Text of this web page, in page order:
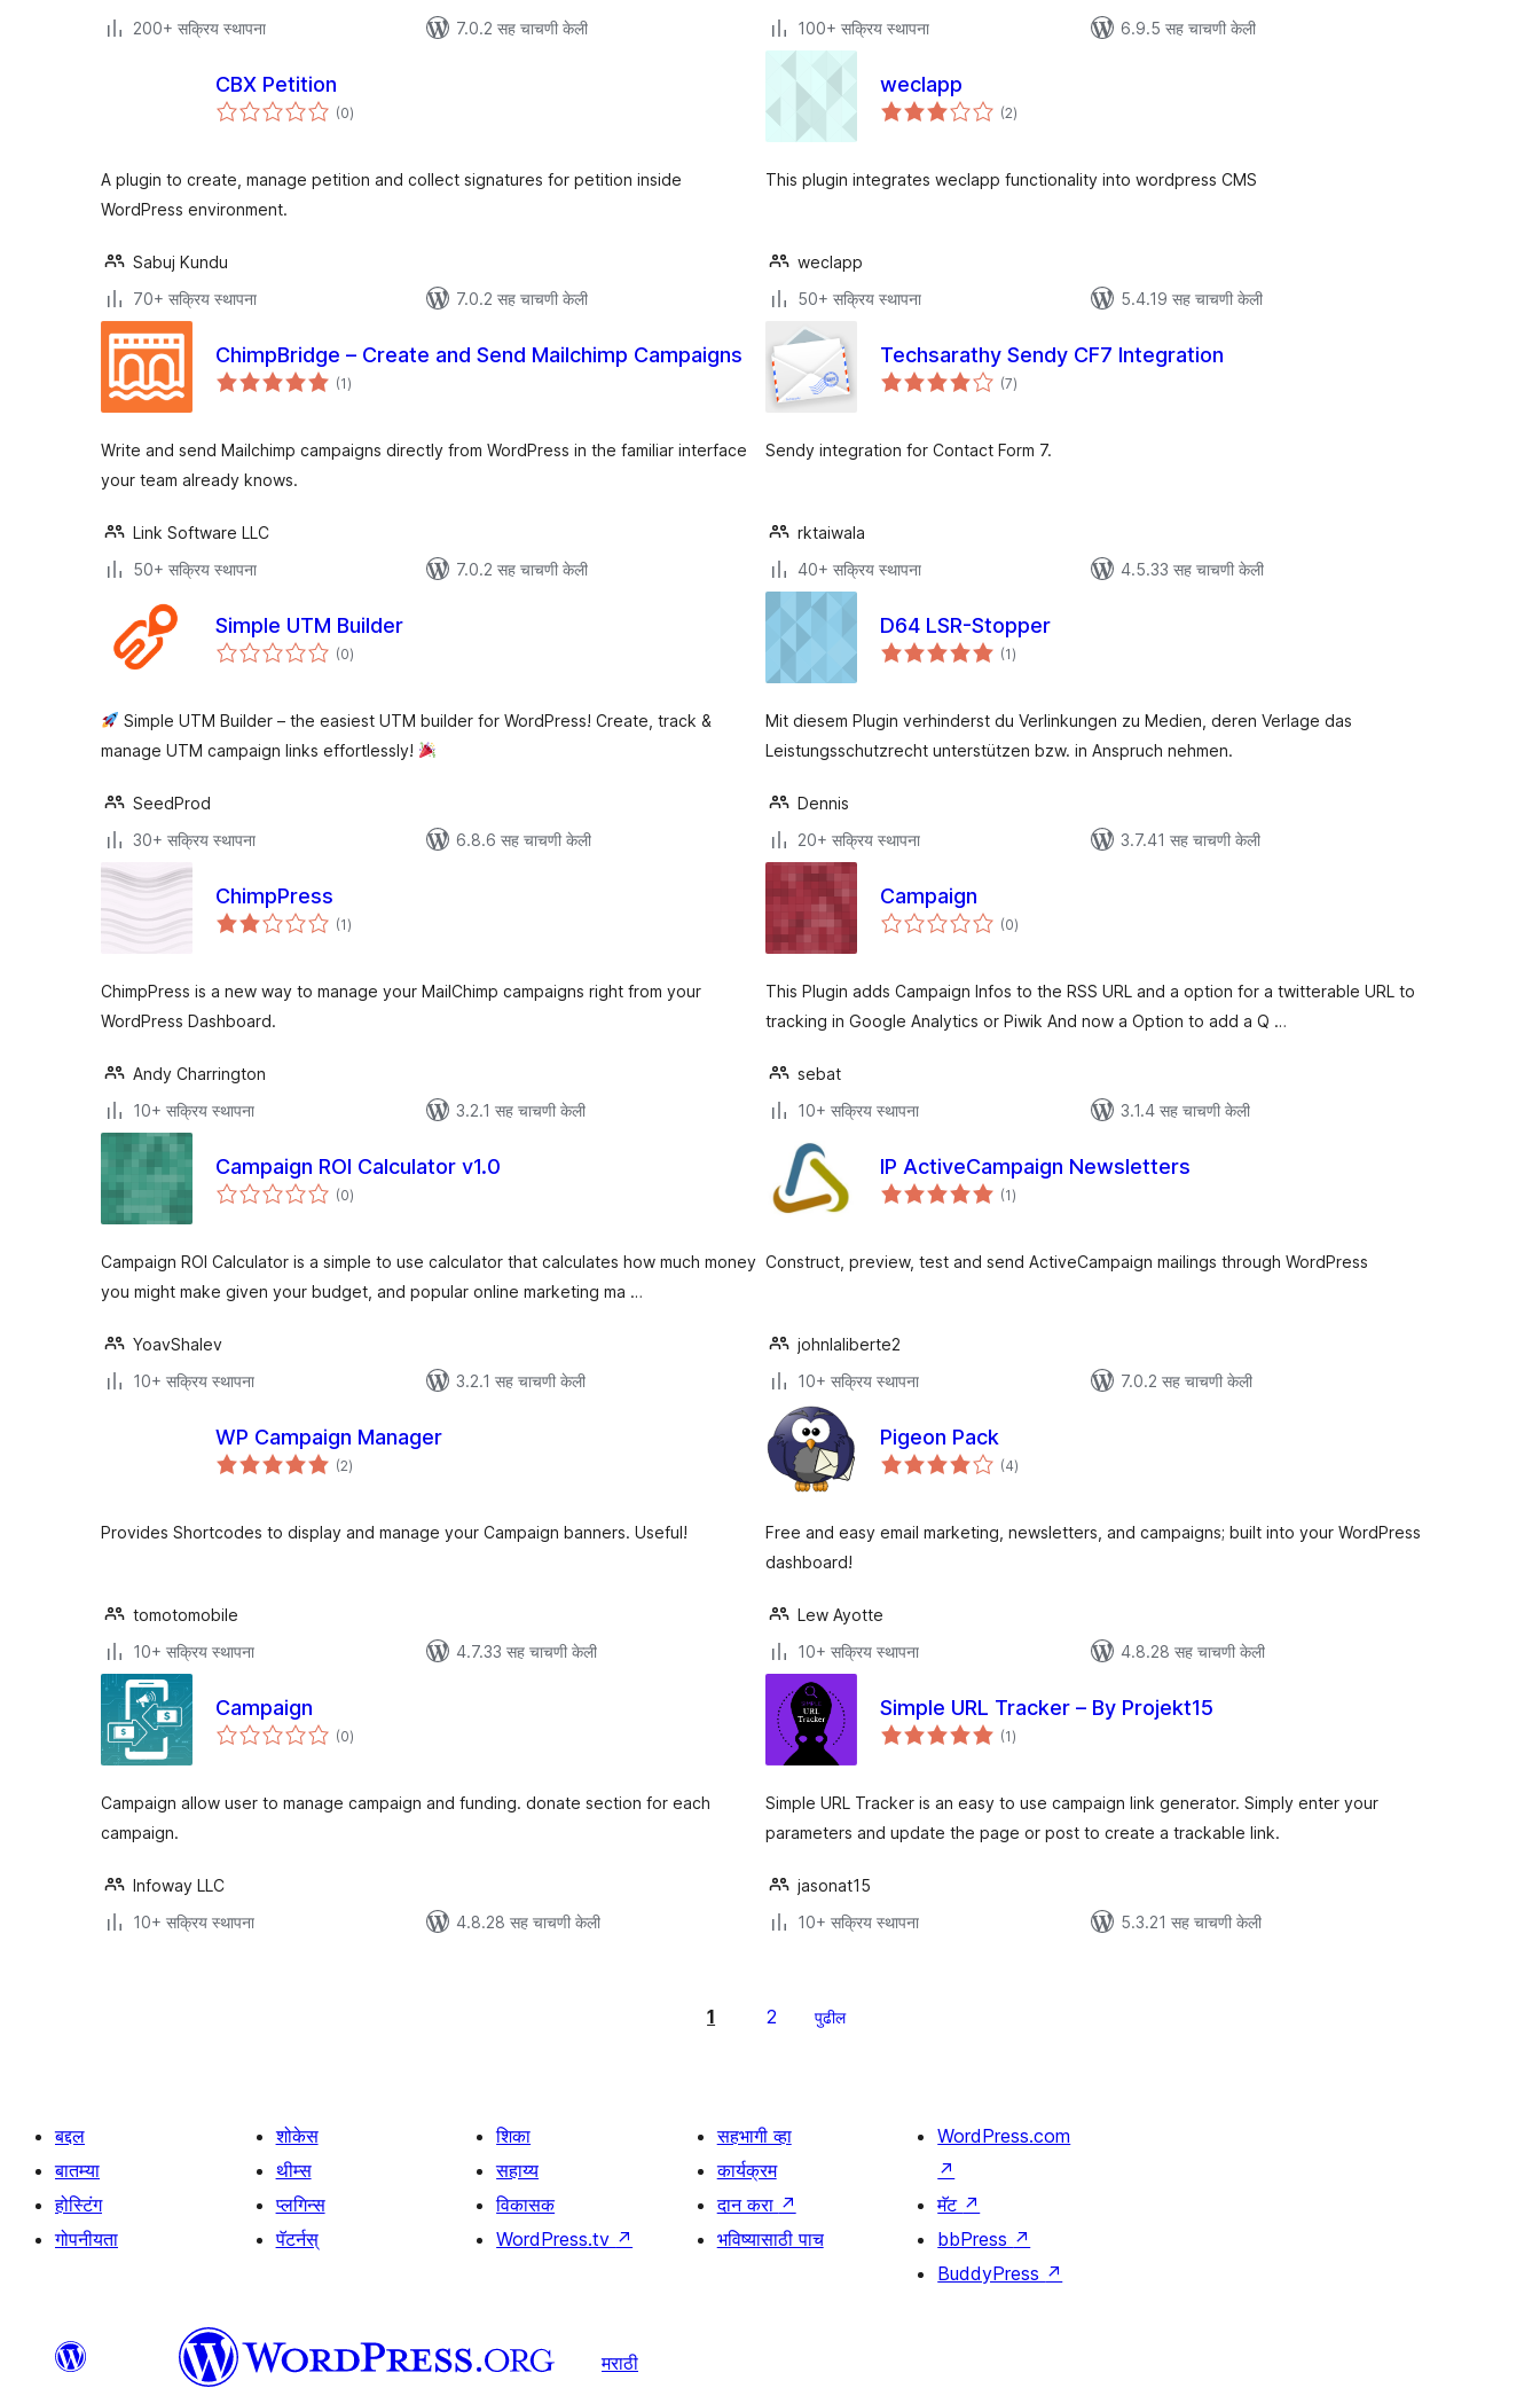
200+ सक्रिय स्थापना
7.0.2 सह चाचणी केली
100+ सक्रिय स्थापना
6.9.5 सह चाचणी केली
CBX Petition
(0एकूण
मूल्यांकन
)
A plugin to create, manage petition and collect signatures for petition inside
WordPress environment.
Sabuj Kundu
70+ सक्रिय स्थापना
7.0.2 सह चाचणी केली
weclapp
(2एकूण
मूल्यांकन
)
This plugin integrates weclapp functionality into wordpress CMS
weclapp
50+ सक्रिय स्थापना
5.4.19 सह चाचणी केली
ChimpBridge – Create and Send Mailchimp Campaigns
(1एकूण
मूल्यांकन
)
Write and send Mailchimp campaigns directly from WordPress in the familiar interface
your team already knows.
Link Software LLC
50+ सक्रिय स्थापना
7.0.2 सह चाचणी केली
Techsarathy Sendy CF7 Integration
(7एकूण
मूल्यांकन
)
Sendy integration for Contact Form 7.
rktaiwala
40+ सक्रिय स्थापना
4.5.33 सह चाचणी केली
Simple UTM Builder
(0एकूण
मूल्यांकन
)
Simple UTM Builder – the easiest UTM builder for WordPress! Create, track &
manage UTM campaign links effortlessly!
SeedProd
30+ सक्रिय स्थापना
6.8.6 सह चाचणी केली
D64 LSR-Stopper
(1एकूण
मूल्यांकन
)
Mit diesem Plugin verhinderst du Verlinkungen zu Medien, deren Verlage das
Leistungsschutzrecht unterstützen bzw. in Anspruch nehmen.
Dennis
20+ सक्रिय स्थापना
3.7.41 सह चाचणी केली
ChimpPress
(1एकूण
मूल्यांकन
)
ChimpPress is a new way to manage your MailChimp campaigns right from your
WordPress Dashboard.
Andy Charrington
10+ सक्रिय स्थापना
3.2.1 सह चाचणी केली
Campaign
(0एकूण
मूल्यांकन
)
This Plugin adds Campaign Infos to the RSS URL and a option for a twitterable URL to
tracking in Google Analytics or Piwik And now a Option to add a Q …
sebat
10+ सक्रिय स्थापना
3.1.4 सह चाचणी केली
Campaign ROI Calculator v1.0
(0एकूण
मूल्यांकन
)
Campaign ROI Calculator is a simple to use calculator that calculates how much money
you might make given your budget, and popular online marketing ma …
YoavShalev
10+ सक्रिय स्थापना
3.2.1 सह चाचणी केली
IP ActiveCampaign Newsletters
(1एकूण
मूल्यांकन
)
Construct, preview, test and send ActiveCampaign mailings through WordPress
johnlaliberte2
10+ सक्रिय स्थापना
7.0.2 सह चाचणी केली
WP Campaign Manager
(2एकूण
मूल्यांकन
)
Provides Shortcodes to display and manage your Campaign banners. Useful!
tomotomobile
10+ सक्रिय स्थापना
4.7.33 सह चाचणी केली
Pigeon Pack
(4एकूण
मूल्यांकन
)
Free and easy email marketing, newsletters, and campaigns; built into your WordPress
dashboard!
Lew Ayotte
10+ सक्रिय स्थापना
4.8.28 सह चाचणी केली
Campaign
(0एकूण
मूल्यांकन
)
Campaign allow user to manage campaign and funding. donate section for each
campaign.
Infoway LLC
10+ सक्रिय स्थापना
4.8.28 सह चाचणी केली
Simple URL Tracker – By Projekt15
(1एकूण
मूल्यांकन
)
Simple URL Tracker is an easy to use campaign link generator. Simply enter your
parameters and update the page or post to create a trackable link.
jasonat15
10+ सक्रिय स्थापना
5.3.21 सह चाचणी केली
1 2 पुढील
बद्दल
बातम्या
होस्टिंग
गोपनीयता
शोकेस
थीम्स
प्लगिन्स
पॅटर्नस्
शिका
सहाय्य
विकासक
WordPress.tv ↗
सहभागी व्हा
कार्यक्रम
दान करा ↗
भविष्यासाठी पाच
WordPress.com
↗
मॅट ↗
bbPress ↗
BuddyPress ↗
मराठी